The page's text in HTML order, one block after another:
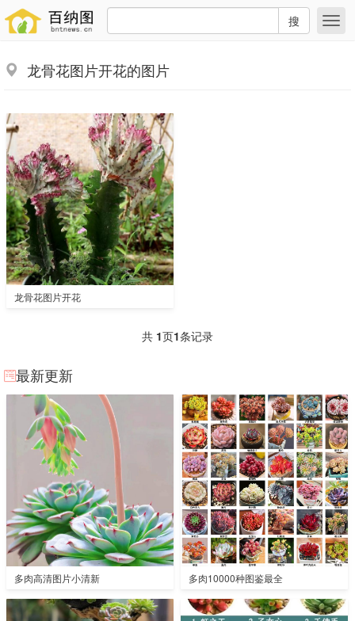
搜
龙骨花图片开花的图片
龙骨花图片开花
共 1页1条记录
最新更新
多肉高清图片小清新 多肉10000种图鉴最全